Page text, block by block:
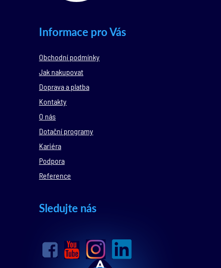
Informace pro Vás
Obchodní podmínky
Jak nakupovat
Doprava a platba
Kontakty
O nás
Dotační programy
Kariéra
Podpora
Reference
Sledujte nás